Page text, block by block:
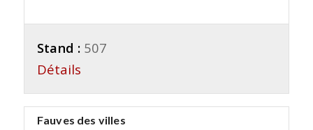
Stand : 507
Détails
Fauves des villes